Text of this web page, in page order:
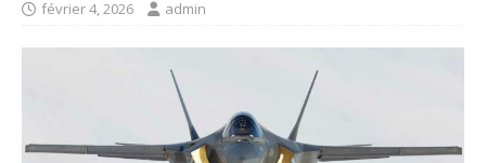
février 4, 2026 admin